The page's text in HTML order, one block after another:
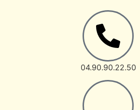
04.90.90.22.50